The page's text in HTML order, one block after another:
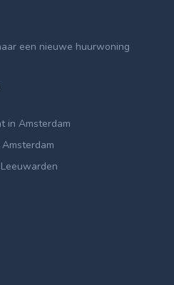
een nieuwe huurwoning
in Amsterdam